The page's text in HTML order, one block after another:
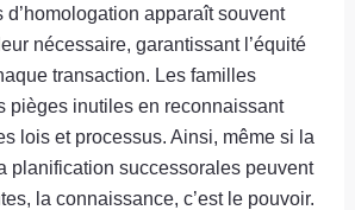
d’homologation apparaît souvent
nécessaire, garantissant l’équité
transaction. Les familles
pièges inutiles en reconnaissant
lois et processus. Ainsi, même si la
planification successorales peuvent
la connaissance, c’est le pouvoir.